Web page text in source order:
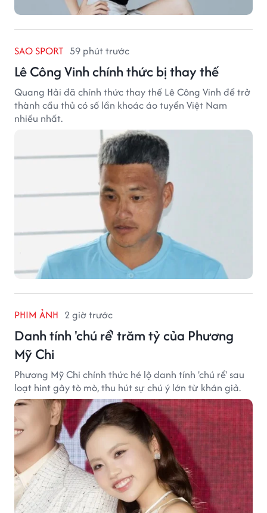
SAO SPORT 59 phút trước
Lê Công Vinh chính thức bị thay thế
Quang Hải đã chính thức thay thế Lê Công Vinh để trở
thành cầu thủ có số lần khoác áo tuyển Việt Nam
nhiều nhất.
PHIM ẢNH 2 giờ trước
Danh tính 'chú rể' trăm tỷ của Phương
Mỹ Chi
Phương Mỹ Chi chính thức hé lộ danh tính 'chú rể' sau
loạt hint gây tò mò, thu hút sự chú ý lớn từ khán giả.